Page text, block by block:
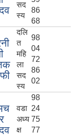
सद
स्य
86
68
दलि
त
महि
ला
सद
स्य
98
04
72
86
02
वडा
अध्य
क्ष
98
24
75
77